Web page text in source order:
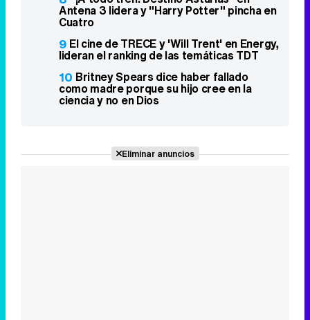
Antena 3 lidera y "Harry Potter" pincha en
Cuatro
9 El cine de TRECE y 'Will Trent' en Energy,
lideran el ranking de las temáticas TDT
10 Britney Spears dice haber fallado
como madre porque su hijo cree en la
ciencia y no en Dios
Eliminar anuncios